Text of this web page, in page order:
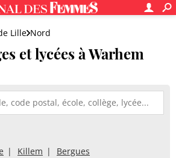
Lille Nord
et lycées à Warhem
Killem Bergues